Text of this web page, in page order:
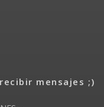
recibir mensajes ;)